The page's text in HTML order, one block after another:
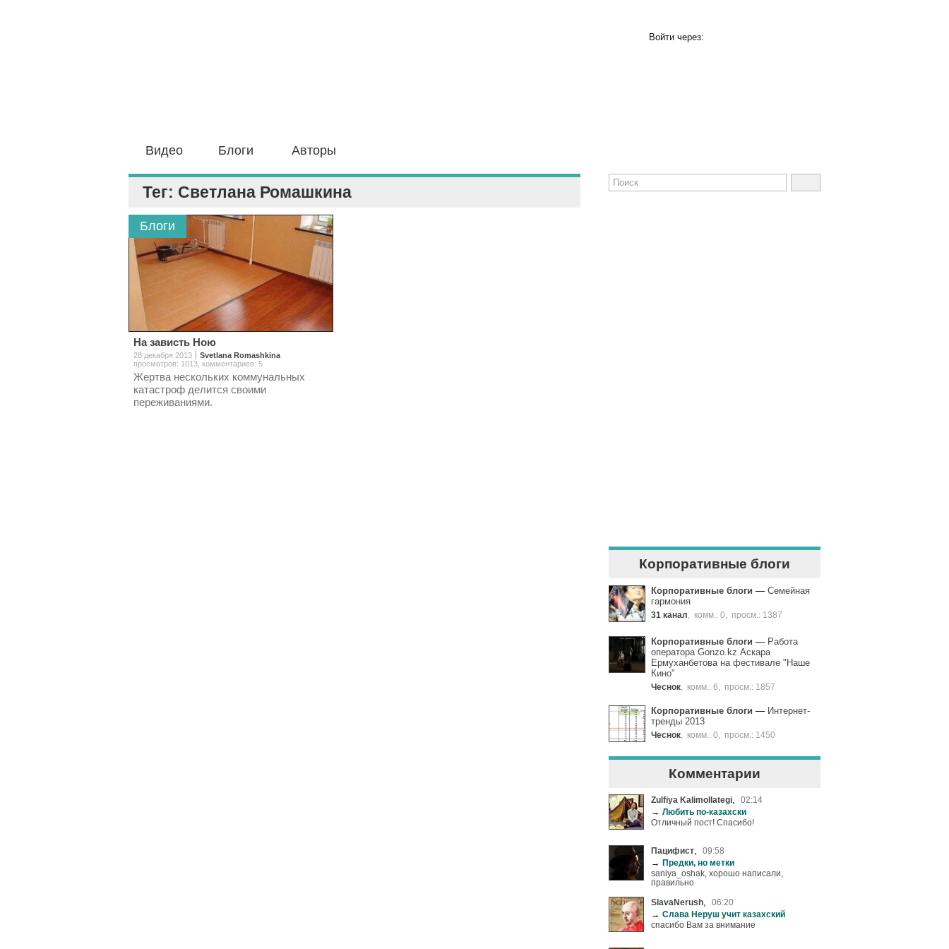
Видео Блоги Авторы
Войти через:
Корпоративные блоги
Корпоративные блоги — Семейная
гармония
31 канал комм.: 0 просм.: 1387
Корпоративные блоги — Работа
оператора Gonzo.kz Аскара
Ермуханбетова на фестивале "Наше
Кино"
Чеснок комм.: 6 просм.: 1857
Корпоративные блоги — Интернет-
тренды 2013
Чеснок комм.: 0 просм.: 1450
Комментарии
Zulfiya Kalimollategi, 02:14
→ Любить по-казахски
Отличный пост! Спасибо!
Пацифист, 09:58
→
Предки, но метки
saniya_oshak, хорошо написали,
правильно
SlavaNerush
06:20
→ Слава Неруш учит казахский
спасибо Вам за внимание
Тег: Светлана Ромашкина
Блоги
На зависть Ною
28 декабря 2013
Svetlana Romashkina
просмотров: 1013 комментариев: 5
Жертва нескольких коммунальных
катастроф делится своими
переживаниями.